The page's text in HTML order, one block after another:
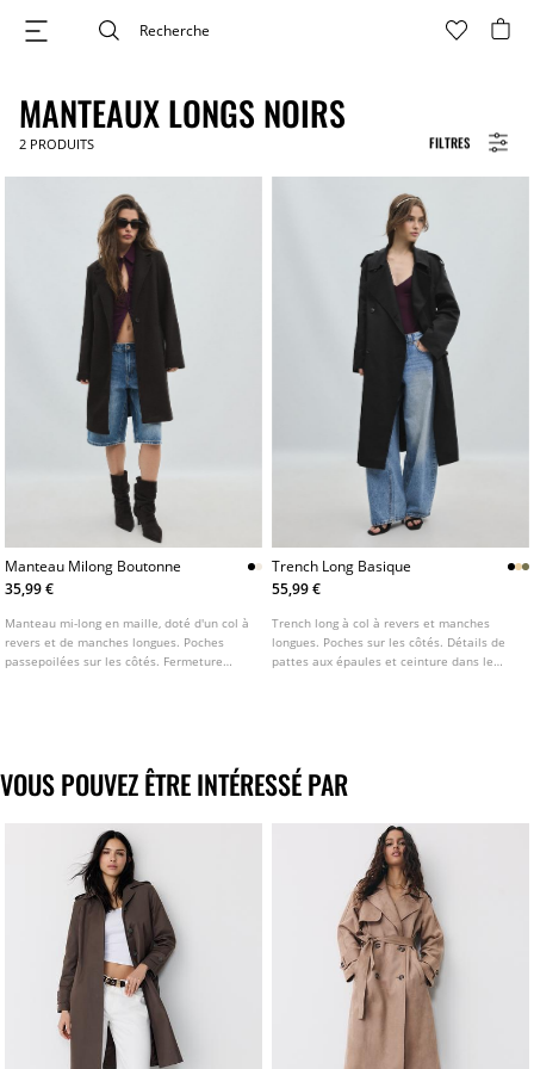
FILTRES
MANTEAUX LONGS NOIRS
2 PRODUITS
Manteau Milong Boutonne
35,99 €
Manteau mi-long en maille, doté d'un col à
revers et de manches longues. Poches
passepoilées sur les côtés. Fermeture
Trench Long Basique
55,99 €
Trench long à col à revers et manches
longues. Poches sur les côtés. Détails de
pattes aux épaules et ceinture dans le
VOUS POUVEZ ÊTRE INTÉRESSÉ PAR